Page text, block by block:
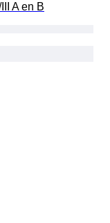
A en B